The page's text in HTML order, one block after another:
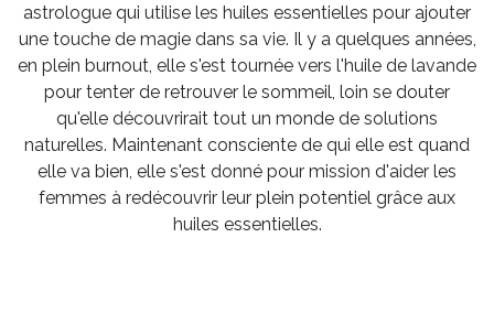
astrologue qui utilise les huiles essentielles pour ajouter
une touche de magie dans sa vie. Il y a quelques années,
en plein burnout, elle s'est tournée vers l'huile de lavande
pour tenter de retrouver le sommeil, loin se douter
qu'elle découvrirait tout un monde de solutions
naturelles. Maintenant consciente de qui elle est quand
elle va bien, elle s'est donné pour mission d'aider les
femmes à redécouvrir leur plein potentiel grâce aux
huiles essentielles.